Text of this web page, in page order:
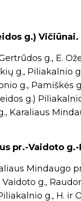
g.) Vičiūnai.
g., E.
g., Piliakalnio
g., Pamiškės
g.)
Karaliaus
pr.-Vaidoto
Mindaugo
g.,
g., H. ir